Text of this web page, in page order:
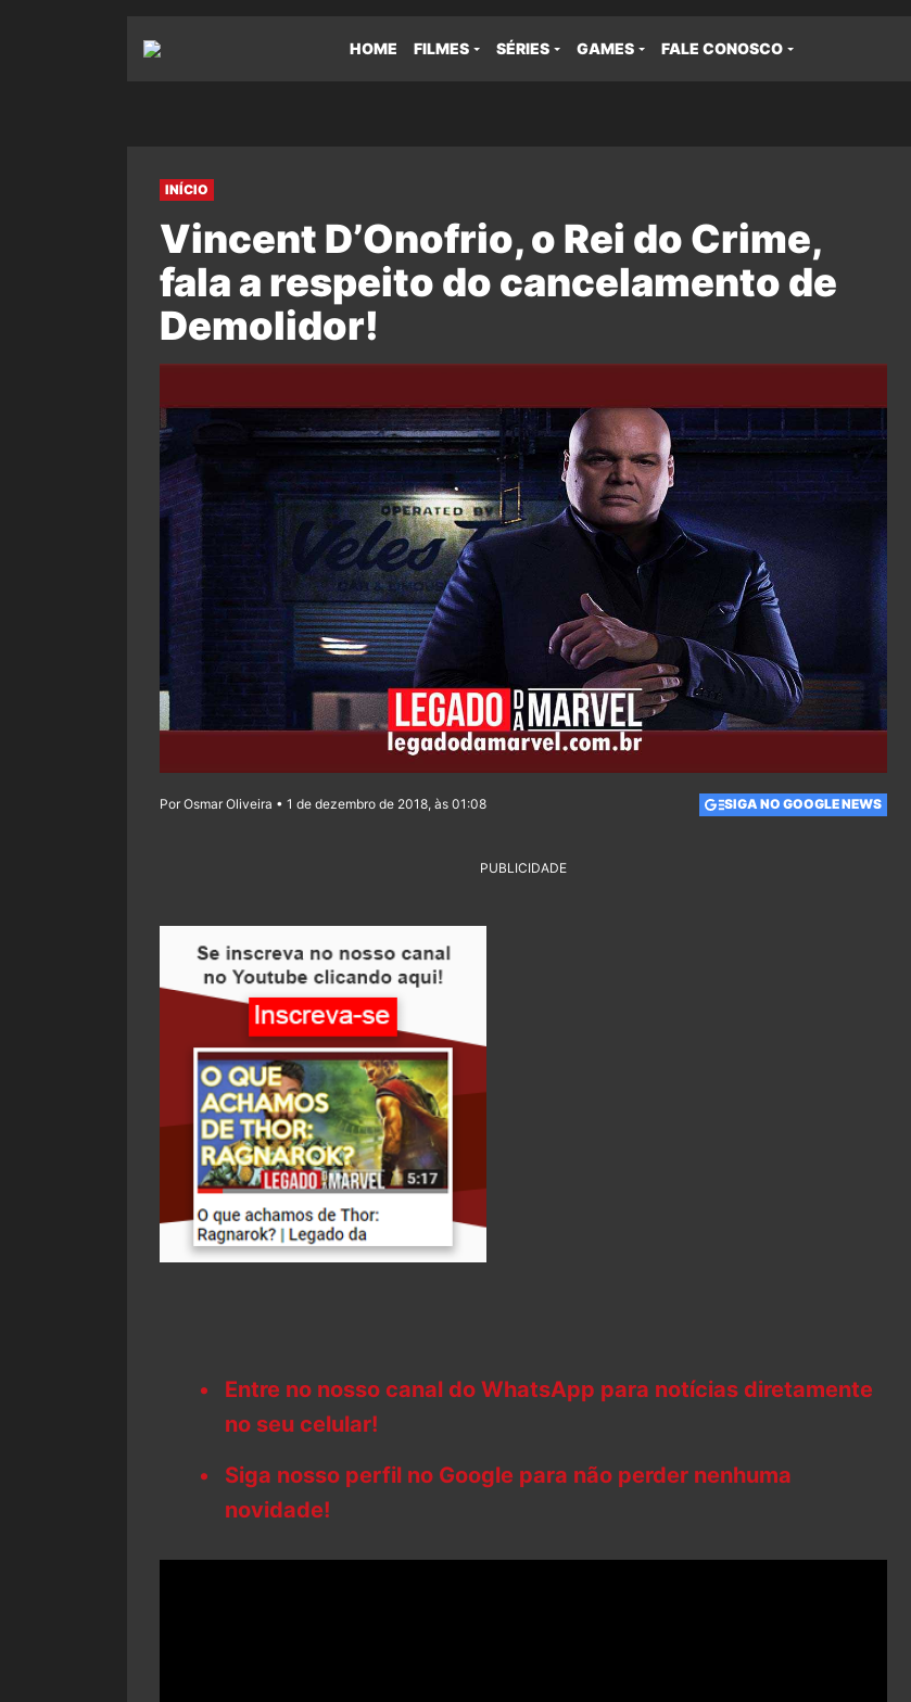
HOME FILMES SÉRIES GAMES FALE CONOSCO
INÍCIO
Vincent D’Onofrio, o Rei do Crime,
fala a respeito do cancelamento de
Demolidor!
Por Osmar Oliveira • 1 de dezembro de 2018, às 01:08 SIGA NO GOOGLE NEWS
PUBLICIDADE
Entre no nosso canal do WhatsApp para notícias diretamente
no seu celular!
Siga nosso perfil no Google para não perder nenhuma
novidade!